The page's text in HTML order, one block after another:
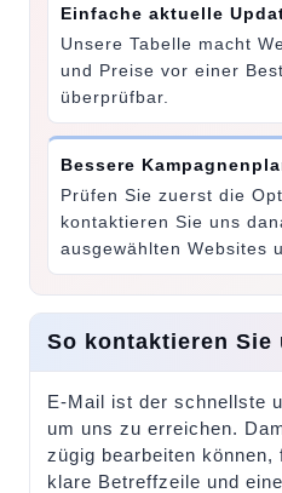
Einfache aktuelle
Unsere Tabelle macht
und Preise vor einer
überprüfbar.
Bessere
Prüfen Sie zuerst die
kontaktieren Sie uns
ausgewählten Websites
So kontaktieren Sie
E-Mail ist der schnellste
um uns zu erreichen.
zügig bearbeiten können,
klare Betreffzeile und